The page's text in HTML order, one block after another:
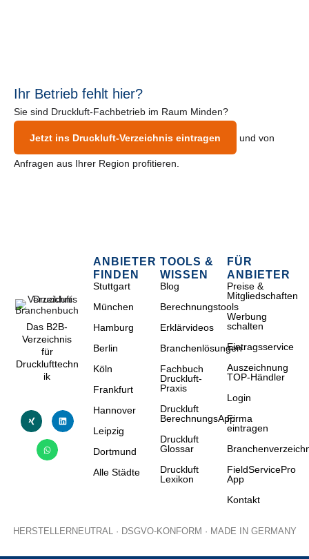
Ihr Betrieb fehlt hier?
Sie sind Druckluft-Fachbetrieb im Raum Minden?
Jetzt ins Druckluft-Verzeichnis eintragen und von
Anfragen aus Ihrer Region profitieren.
Das B2B-
Verzeichnis
für
Drucklufttechn
ik
ANBIETER
FINDEN
Stuttgart
München
Hamburg
Berlin
Köln
Frankfurt
Hannover
Leipzig
Dortmund
Alle Städte
TOOLS &
WISSEN
Blog
Berechnungstools
Erklärvideos
Branchenlösungen
Fachbuch
Druckluft-
Praxis
Druckluft
BerechnungsApp
Druckluft
Glossar
Druckluft
Lexikon
FÜR
ANBIETER
Preise &
Mitgliedschaften
Werbung
schalten
Eintragsservice
Auszeichnung
TOP-Händler
Login
Firma
eintragen
FieldServicePro
App
Kontakt
HERSTELLERNEUTRAL · DSGVO-KONFORM · MADE IN GERMANY